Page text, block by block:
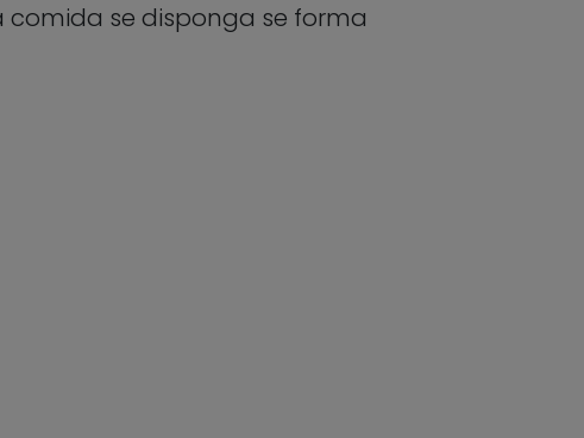
comida se disponga se forma